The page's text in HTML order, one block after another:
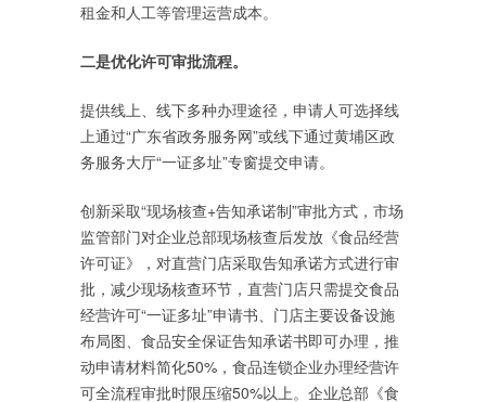
租金和人工等管理运营成本。
二是优化许可审批流程。
提供线上、线下多种办理途径，申请人可选择线
上通过“广东省政务服务网”或线下通过黄埔区政
务服务大厅“一证多址”专窗提交申请。
创新采取“现场核查+告知承诺制”审批方式，市场
监管部门对企业总部现场核查后发放《食品经营
许可证》，对直营门店采取告知承诺方式进行审
批，减少现场核查环节，直营门店只需提交食品
经营许可“一证多址”申请书、门店主要设备设施
布局图、食品安全保证告知承诺书即可办理，推
动申请材料简化50%，食品连锁企业办理经营许
可全流程审批时限压缩50%以上。企业总部《食